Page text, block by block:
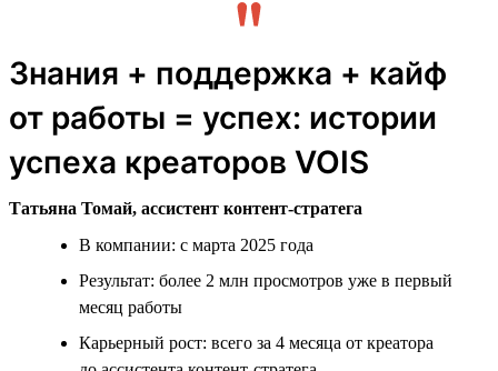
Знания + поддержка + кайф
от работы = успех: истории
успеха креаторов VOIS
Татьяна Томай, ассистент контент-стратега
В компании: с марта 2025 года
Результат: более 2 млн просмотров уже в первый
месяц работы
Карьерный рост: всего за 4 месяца от креатора